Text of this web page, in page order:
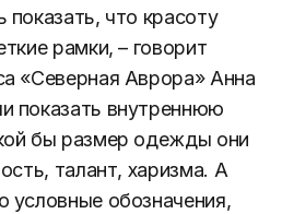
показать, что красоту
рамки, – говорит
«Северная Аврора» Анна
показать внутреннюю
бы размер одежды они
талант, харизма. А
условные обозначения,